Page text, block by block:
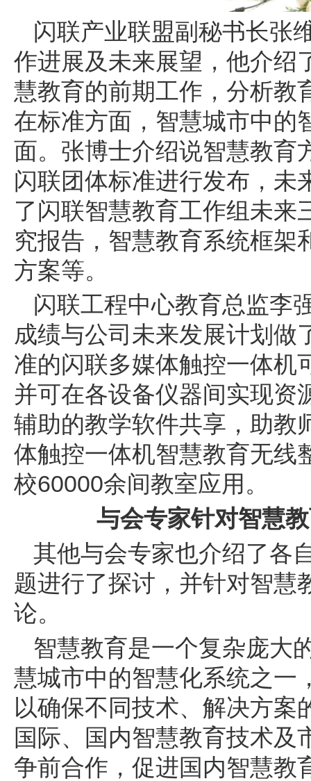
闪联产业联盟副秘书长张
作进展及未来展望，他介绍
慧教育的前期工作，分析教
在标准方面，智慧城市中的
面。张博士介绍说智慧教育
闪联团体标准进行发布，未
了闪联智慧教育工作组未来
究报告，智慧教育系统框架
方案等。
闪联工程中心教育总监李
成绩与公司未来发展计划做
准的闪联多媒体触控一体机
并可在各设备仪器间实现资
辅助的教学软件共享，助教
体触控一体机智慧教育无线
校60000余间教室应用。
与会专家针对智慧
其他与会专家也介绍了各
题进行了探讨，并针对智慧
论。
智慧教育是一个复杂庞大
慧城市中的智慧化系统之一
以确保不同技术、解决方案
国际、国内智慧教育技术及
争前合作，促进国内智慧教